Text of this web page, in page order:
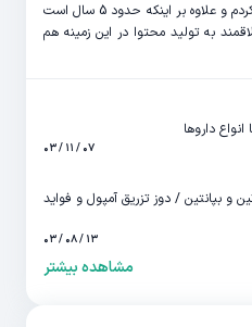
از سال 95 کار تولید محتوا را شروع کردم و علاوه بر اینکه حدود 5 سال است
به تولید محتوا در این زمینه هم
داروها
۰۷ / ۱۱ / ۰۳
و بپانتین / دوز تزریق آمپول و فواید
۱۳ / ۰۸ / ۰۳
مشاهده بیشتر